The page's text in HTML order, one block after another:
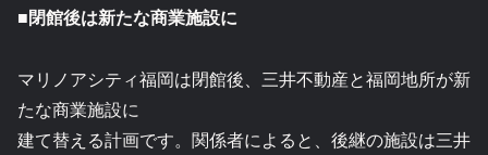
■閉館後は新たな商業施設に
マリノアシティ福岡は閉館後、三井不動産と福岡地所が新
たな商業施設に
建て替える計画です。関係者によると、後継の施設は三井